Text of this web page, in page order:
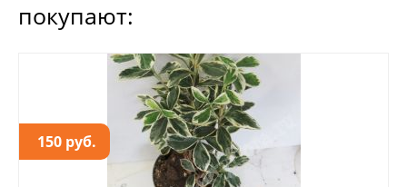
покупают:
150 руб.